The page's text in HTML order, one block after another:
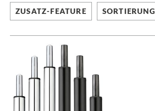
ZUSATZ-FEATURE SORTIERUNG